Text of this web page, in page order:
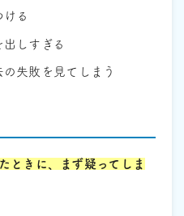
る
しすぎる
失敗を見てしまう
ときに、まず疑ってしま